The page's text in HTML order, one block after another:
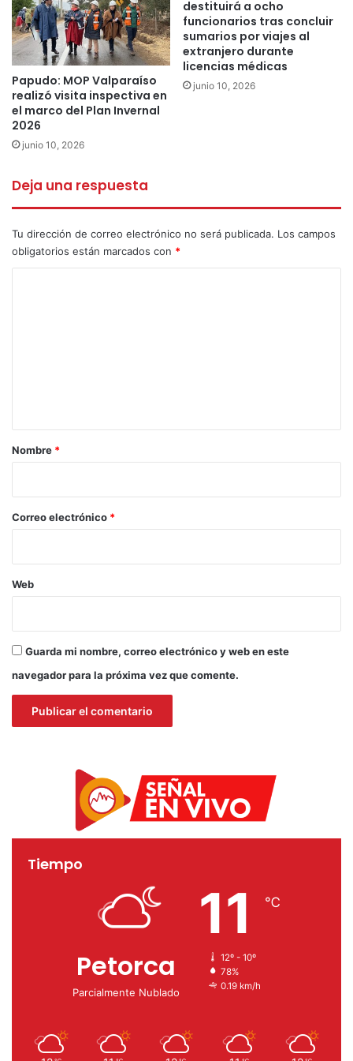
Papudo: MOP Valparaíso
realizó visita inspectiva en
el marco del Plan Invernal
2026
junio 10, 2026
destituirá a ocho
funcionarios tras concluir
sumarios por viajes al
extranjero durante
licencias médicas
junio 10, 2026
Deja una respuesta
Tu dirección de correo electrónico no será publicada. Los campos
obligatorios están marcados con *
r
*
Nombre *
Correo electrónico *
Web
Guarda mi nombre, correo electrónico y web en este
navegador para la próxima vez que comente.
Tiempo
Petorca
Parcialmente Nublado
11 ℃
12º - 10º
78%
0.19 km/h